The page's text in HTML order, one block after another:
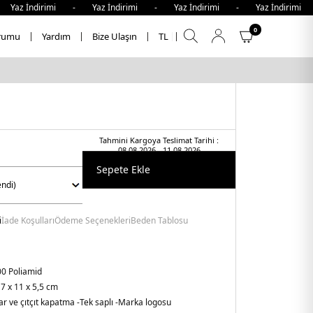
- Yaz İndirimi - Yaz İndirimi - Yaz
Yardım Bize Ulaşın TL
0
Tahmini Kargoya Teslimat Tarihi :
08.08.2026 - 11.08.2026
Sepete Ekle
İade KoşullarıÖdeme SeçenekleriBeden Tablosu
Poliamid
x 11 x 5,5 cm
ve çıtçıt kapatma -Tek saplı -Marka logosu